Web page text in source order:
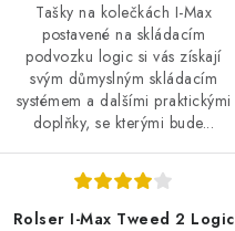
Tašky na kolečkách I-Max
postavené na skládacím
podvozku logic si vás získají
svým důmyslným skládacím
systémem a dalšími praktickými
doplňky, se kterými bude...
Rolser I-Max Tweed 2 Logic